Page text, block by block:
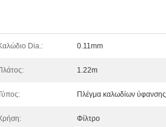
Dia.: 0.11mm
1.22m
Πλέγμα καλωδίων ύφανσης
Φίλτρο